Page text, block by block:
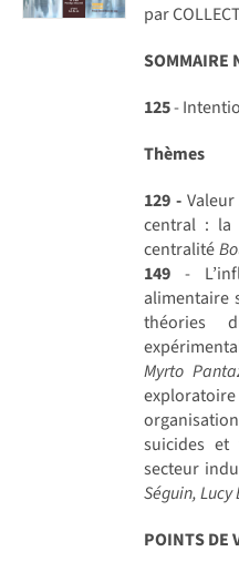
par
SOMMAIRE
125-
Thèmes
129 -Valeur
central : la
centralité
149 -
alimentaire
théories
Myrto
suicides et
secteur
Séguin,
POINTS DE